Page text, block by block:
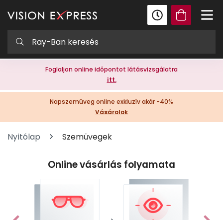
Foglaljon online időpontot látásvizsgálatra
itt.
Napszemüveg online exkluzív akár -40%
Vásárolok
Nyitólap Szemüvegek
Online vásárlás folyamata